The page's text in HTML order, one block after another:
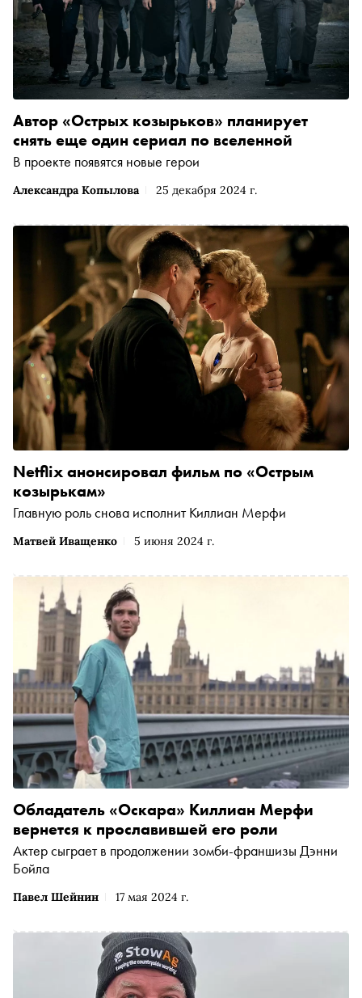
Александра Копылова 25 декабря 2024 г.
Автор «Острых козырьков» планирует
снять еще один сериал по вселенной
В проекте появятся новые герои
Матвей Иващенко 5 июня 2024 г.
Netflix анонсировал фильм по «Острым
козырькам»
Главную роль снова исполнит Киллиан Мерфи
Павел Шейнин 17 мая 2024 г.
Обладатель «Оскара» Киллиан Мерфи
вернется к прославившей его роли
Актер сыграет в продолжении зомби-франшизы Дэнни
Бойла